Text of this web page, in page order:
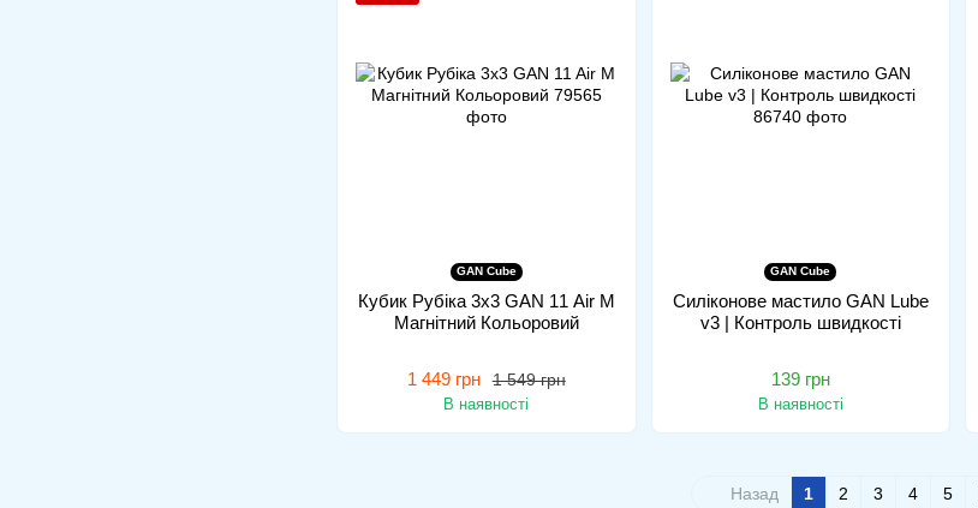
GAN Cube
Кубик Рубіка 3x3 GAN 11 Air M
Магнітний Кольоровий
1 549 грн
1 449 грн
В наявності
GAN Cube
Силіконове мастило GAN Lube
v3 | Контроль швидкості
139 грн
В наявності
Назад 1 2 3 4 5